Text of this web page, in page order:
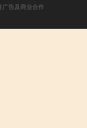
告及商业合作